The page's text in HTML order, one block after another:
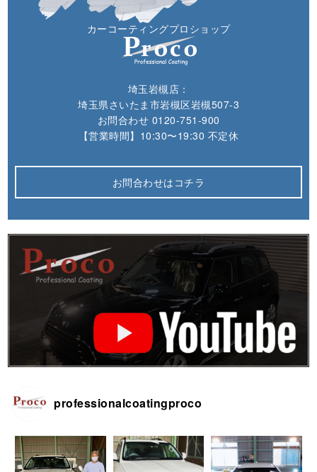
カーコーティングプロショップ
埼玉岩槻店：
埼玉県さいたま市岩槻区岩槻507-3
お問合わせ 0120-751-900
【営業時間】10:30〜19:30 不定休
お問合わせはコチラ
professionalcoatingproco